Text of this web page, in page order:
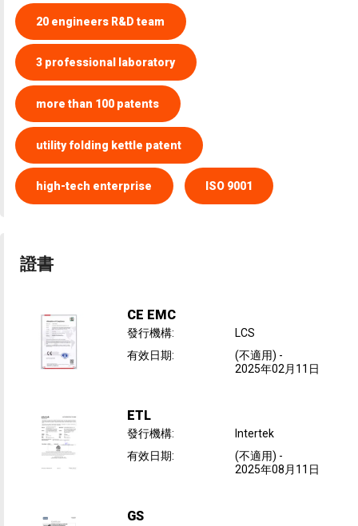
20 engineers R&D team
3 professional laboratory
more than 100 patents
utility folding kettle patent
high-tech enterprise ISO 9001
證書
CE EMC
發行機構:
LCS
有效日期: (不適用) -
2025年02月11日
ETL
發行機構:
Intertek
有效日期: (不適用) -
2025年08月11日
GS